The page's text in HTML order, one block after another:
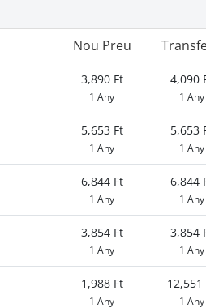
Nou Preu
3,890 Ft
1 Any
4,090
1 Any
5,653 Ft
1 Any
5,653
1 Any
6,844 Ft
1 Any
6,844
1 Any
3,854 Ft
1 Any
3,854
1 Any
1,988 Ft
1 Any
12,551
1 Any